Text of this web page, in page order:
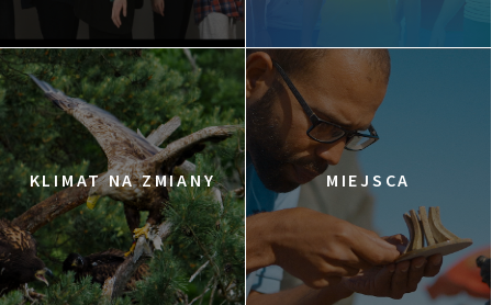
KLIMAT NA ZMIANY MIEJSCA